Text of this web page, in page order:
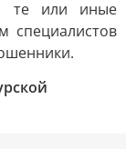
те или иные
специалистов